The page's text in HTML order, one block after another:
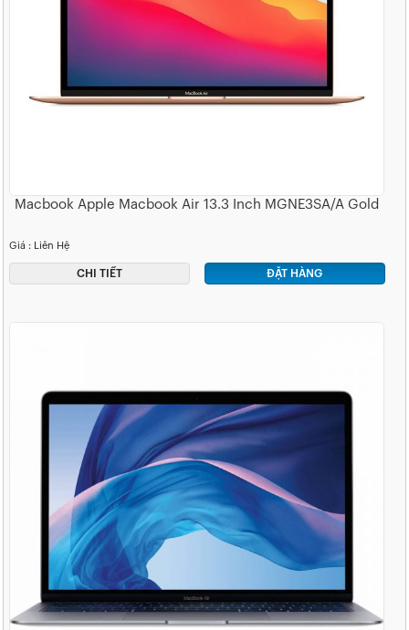
Macbook Apple Macbook Air 13.3 Inch MGNE3SA/A Gold
Giá : Liên Hệ
CHI TIẾT ĐẶT HÀNG